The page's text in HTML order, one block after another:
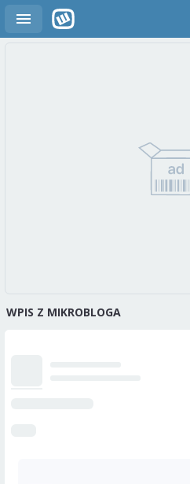
WPIS Z MIKROBLOGA